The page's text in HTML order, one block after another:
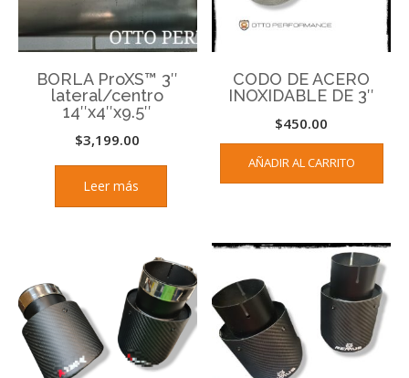
BORLA ProXS™ 3″
lateral/centro
14″x4″x9.5″
$3,199.00
Leer más
CODO DE ACERO
INOXIDABLE DE 3″
$450.00
AÑADIR AL CARRITO